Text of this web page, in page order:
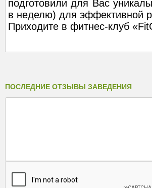
подготовили для Вас
в неделю) для эффективной
Приходите в фитнес-клуб
ПОСЛЕДНИЕ ОТЗЫВЫ ЗАВЕДЕНИЯ